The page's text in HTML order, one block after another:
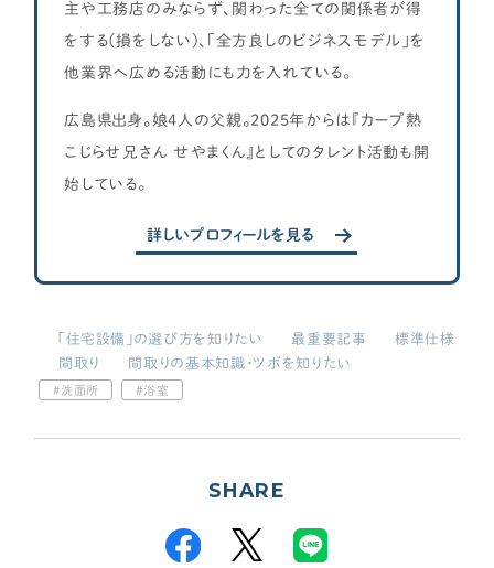
主や工務店のみならず、関わった全ての関係者が得
をする(損をしない)、「全方良しのビジネスモデル」を
他業界へ広める活動にも力を入れている。
広島県出身。娘4人の父親。2025年からは『カープ熱
こじらせ兄さん せやまくん』としてのタレント活動も開
始している。
詳しいプロフィールを見る
「住宅設備」の選び方を知りたい 最重要記事
標準仕様
間取り
間取りの基本知識・ツボを知りたい
洗面所 浴室
SHARE